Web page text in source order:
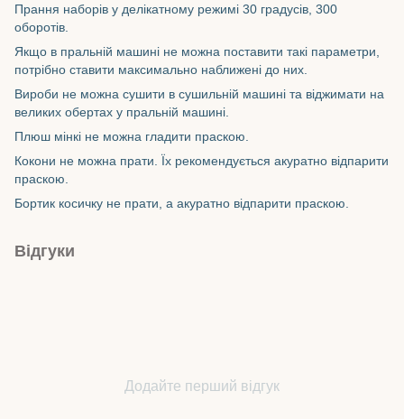
Прання наборів у делікатному режимі 30 градусів, 300
оборотів.
Якщо в пральній машині не можна поставити такі параметри,
потрібно ставити максимально наближені до них.
Вироби не можна сушити в сушильній машині та віджимати на
великих обертах у пральній машині.
Плюш мінкі не можна гладити праскою.
Кокони не можна прати. Їх рекомендується акуратно відпарити
праскою.
Бортик косичку не прати, а акуратно відпарити праскою.
Відгуки
Додайте перший відгук